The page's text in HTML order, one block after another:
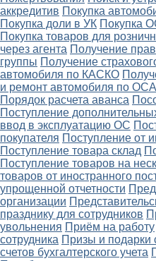
аккредитив Покупка
Покупка доли в УК Покупка
Покупка товаров для
через агента Получение
группы Получение
автомобиля по КАСКО
и ремонт автомобиля по
Порядок расчета аванса
Поступление
ввод в эксплуатацию ОС
покупателя Поступление от
Поступление товара склад
Поступление товаров на
товаров от иностранного
упрощенной отчетности
организации
празднику для сотрудников
увольнения Приём на работу
сотрудника Призы и подарки
счетов бухгалтерского учета